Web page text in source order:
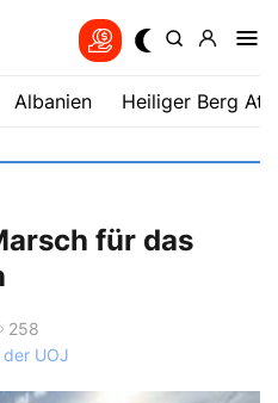
Albanien Heiliger Berg
für das
258
UOJ